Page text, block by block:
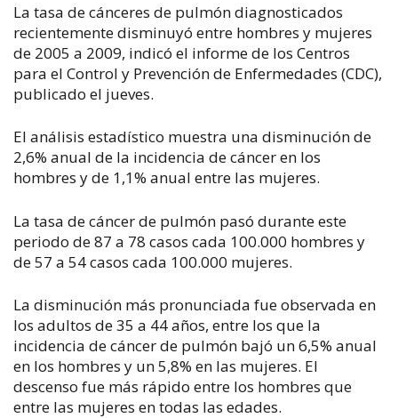
La tasa de cánceres de pulmón diagnosticados
recientemente disminuyó entre hombres y mujeres
de 2005 a 2009, indicó el informe de los Centros
para el Control y Prevención de Enfermedades (CDC),
publicado el jueves.
El análisis estadístico muestra una disminución de
2,6% anual de la incidencia de cáncer en los
hombres y de 1,1% anual entre las mujeres.
La tasa de cáncer de pulmón pasó durante este
periodo de 87 a 78 casos cada 100.000 hombres y
de 57 a 54 casos cada 100.000 mujeres.
La disminución más pronunciada fue observada en
los adultos de 35 a 44 años, entre los que la
incidencia de cáncer de pulmón bajó un 6,5% anual
en los hombres y un 5,8% en las mujeres. El
descenso fue más rápido entre los hombres que
entre las mujeres en todas las edades.